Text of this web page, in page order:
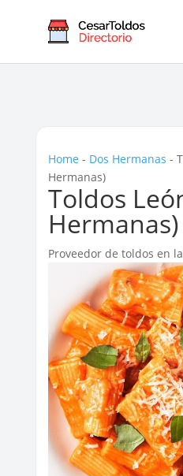
Home - Dos Hermanas -
Hermanas)
Toldos
Hermanas)
Proveedor de toldos en